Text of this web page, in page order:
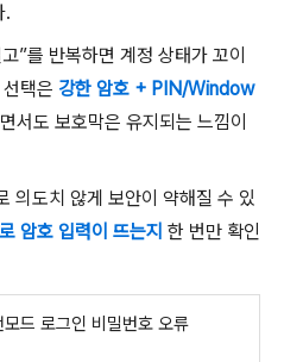
.
”를 반복하면 계정 상태가 꼬이
택은 강한 암호 + PIN/Window
서도 보호막은 유지되는 느낌이
의도치 않게 보안이 약해질 수 있
암호 입력이 뜨는지 한 번만 확인
드 로그인 비밀번호 오류